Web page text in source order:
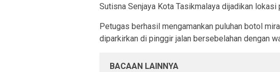
Sutisna Senjaya Kota Tasikmalaya dijadikan lokasi
Petugas berhasil mengamankan puluhan botol
diparkirkan di pinggir jalan bersebelahan dengan
BACAAN LAINNYA